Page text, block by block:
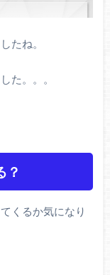
たね。
た。。。
？
くるか気になり